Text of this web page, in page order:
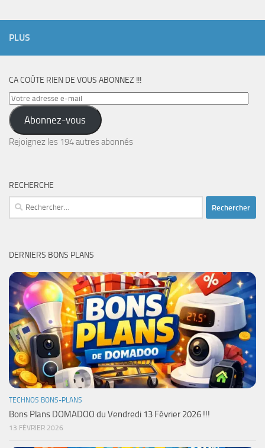
PLUS
CA COÛTE RIEN DE VOUS ABONNEZ !!!
Votre
adresse
e-
mail
Abonnez-vous
Rejoignez les 194 autres abonnés
RECHERCHE
Rechercher :
DERNIERS BONS PLANS
TECHNOS BONS-PLANS
Bons Plans DOMADOO du Vendredi 13 Février 2026 !!!
13 FÉVRIER 2026